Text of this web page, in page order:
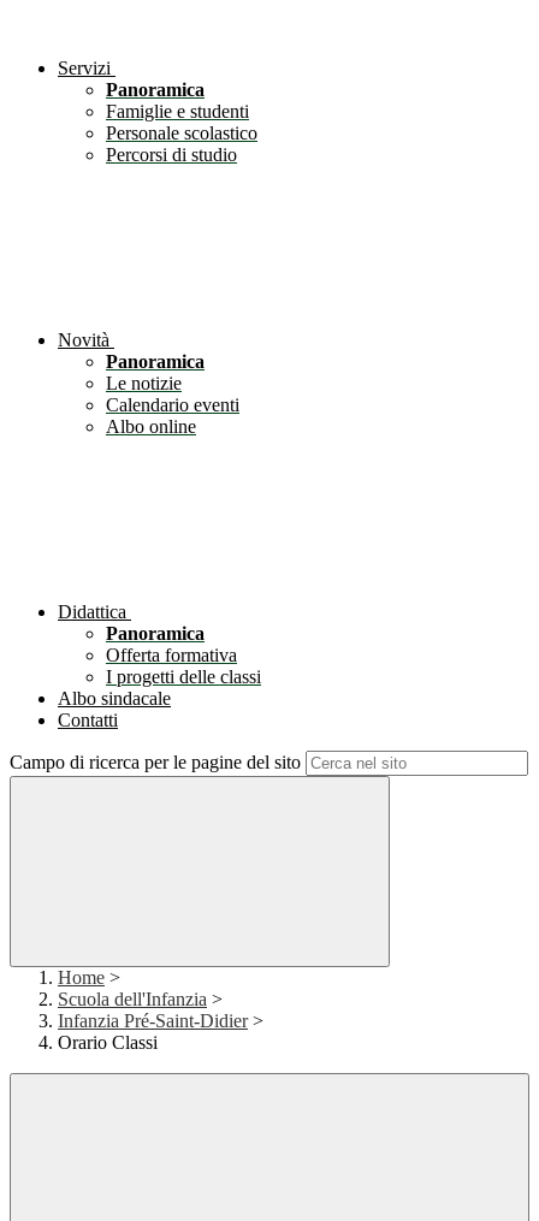
Servizi
Panoramica
Famiglie e studenti
Personale scolastico
Percorsi di studio
Novità
Panoramica
Le notizie
Calendario eventi
Albo online
Didattica
Panoramica
Offerta formativa
I progetti delle classi
Albo sindacale
Contatti
Campo di ricerca per le pagine del sito
Home >
Scuola dell'Infanzia >
Infanzia Pré-Saint-Didier >
Orario Classi